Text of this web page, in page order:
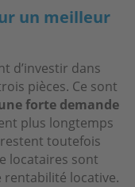
un meilleur
d’investir dans
pièces. Ce sont
forte demande
plus longtemps
toutefois
locataires sont
locative.